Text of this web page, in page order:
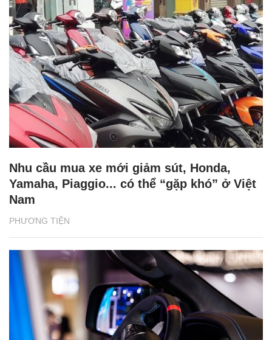
PHƯƠNG TIỆN
Nhu cầu mua xe mới giảm sút, Honda,
Yamaha, Piaggio... có thể “gặp khó” ở Việt
Nam